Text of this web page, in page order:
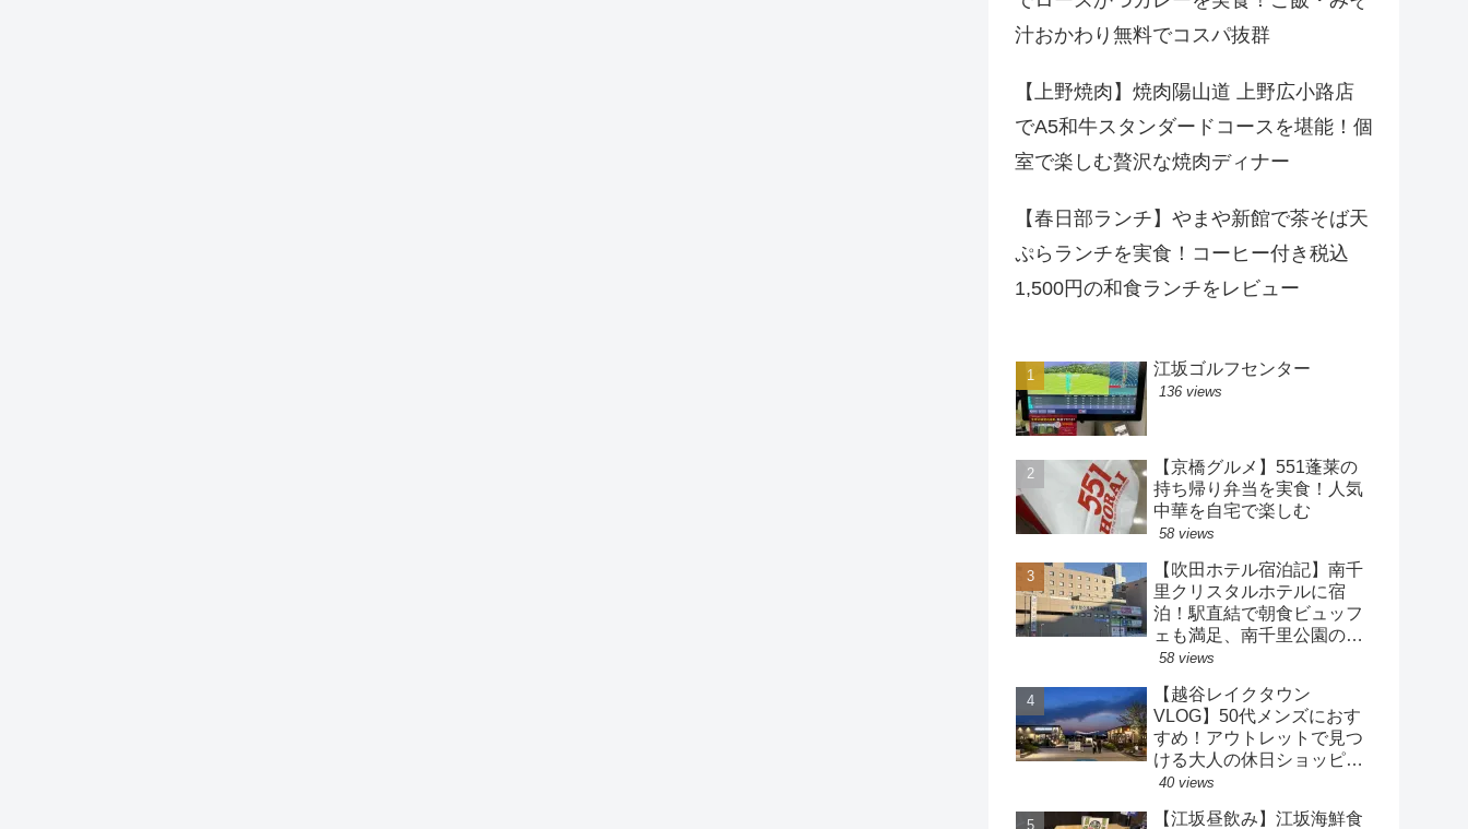
汁おかわり無料でコスパ抜群
【上野焼肉】焼肉陽山道 上野広小路店
でA5和牛スタンダードコースを堪能！個
室で楽しむ贅沢な焼肉ディナー
【春日部ランチ】やまや新館で茶そば天
ぷらランチを実食！コーヒー付き税込
1,500円の和食ランチをレビュー
江坂ゴルフセンター
136 views
【京橋グルメ】551蓬莱の
持ち帰り弁当を実食！人気
中華を自宅で楽しむ
58 views
【吹田ホテル宿泊記】南千
里クリスタルホテルに宿
泊！駅直結で朝食ビュッフ
ェも満足、南千里公園の散
策も楽しめるホテル
58 views
【越谷レイクタウン
VLOG】50代メンズにおす
すめ！アウトレットで見つ
ける大人の休日ショッピン
グ
40 views
【江坂昼飲み】江坂海鮮食